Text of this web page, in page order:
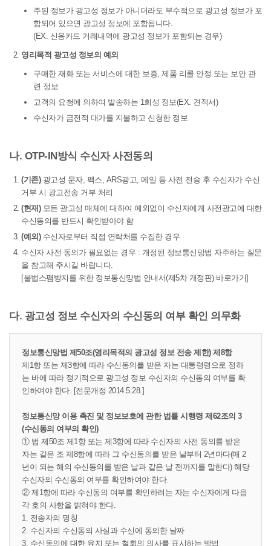
주된 정보가 광고성 정보가 아니더라도 부수적으로 광고성 정보가 포
함되어 있으면 광고성 정보에 포함됩니다.
(EX. 신용카드 거래내역에 광고성 정보가 포함되는 경우)
영리목적 광고성 정보의 예외
구매한 재화 또는 서비스에 대한 보증, 제품 리콜 안정 또는 보안 관
련 정보
고객의 요청에 의하여 발송하는 1회성 정보(EX. 견적서)
수신자가 금전적 대가를 지불하고 신청한 정보
나. OTP-IN방식 수신자 사전동의
(기존)광고성 문자, 팩스, ARS광고, 메일 등 사전 전송 후 수신자가 수신
거부 시 광고전송 거부 처리
(현재)모든 광고성 매체에 대하여 예외없이 수신자에게 사전광고에 대한
수신동의를 반드시 확인받아야 함
(예외)수신자로부터 직접 연락처를 수집한 경우
수신자 사전 동의가 필요없는 경우 : 개정된 정보통신망법 자주하는 질문
을 참고해 주시길 바랍니다.
[불법스팸방지를 위한 정보통신망법 안내서(제5차 개정판) 바로가기]
다. 광고성 정보 수신자의 수신동의 여부 확인 의무화
정보통신망법 제50조(영리목적의 광고성 정보 전송 제한) 제8항
제1항 또는 제3항에 따라 수신동의를 받은 자는 대통령령으로 정하
는 바에 따라 정기적으로 광고성 정보 수신자의 수신동의 여부를 확
인하여야 한다. [전문개정 2014.5.28.]
정보통신망 이용 촉진 및 정보보호에 관한 법률 시행령 제62조의 3
(수신동의 여부의 확인)
① 법 제50조 제1항 또는 제3항에 따라 수신자의 사전 동의를 받은
자는 같은 조 제8항에 따라 그 수신동의를 받은 날부터 2년마다(매 2
년이 되는 해의 수신동의를 받은 날과 같은 날 전까지를 말한다) 해당
수신자의 수신동의 여부를 확인하여야 한다.
② 제1항에 따라 수신동의 여부를 확인하려는 자는 수신자에게 다음
각 호의 사항을 밝혀야 한다.
1. 전송자의 명칭
2. 수신자의 수신동의 사실과 수신에 동의한 날짜
3. 수신동의에 대한 유지 또는 철회의 의사를 표시하는 방법